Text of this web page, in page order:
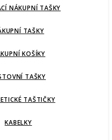
NÁKUPNÍ TAŠKY
TAŠKY
KOŠÍKY
TAŠKY
TAŠTIČKY
KABELKY